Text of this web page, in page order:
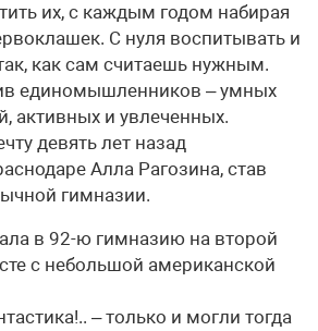
их, с каждым годом набирая
С нуля воспитывать и
как сам считаешь нужным.
единомышленников – умных
активных и увлеченных.
девять лет назад
Алла Рагозина, став
гимназии.
в 92-ю гимназию на второй
с небольшой американской
– только и могли тогда